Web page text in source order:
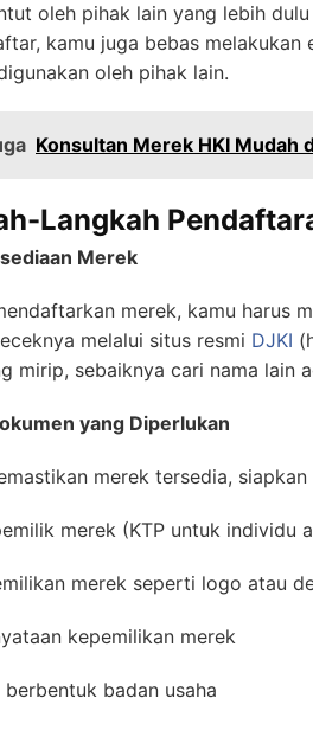
oleh pihak lain yang lebih
kamu juga bebas
oleh pihak lain.
Konsultan Merek HKI Mudah
Langkah
Merek
merek, kamu harus
melalui situs resmi DJKI
mirip, sebaiknya cari nama lain
yang Diperlukan
merek tersedia,
merek (KTP untuk individu
merek seperti logo atau
kepemilikan merek
berbentuk badan usaha